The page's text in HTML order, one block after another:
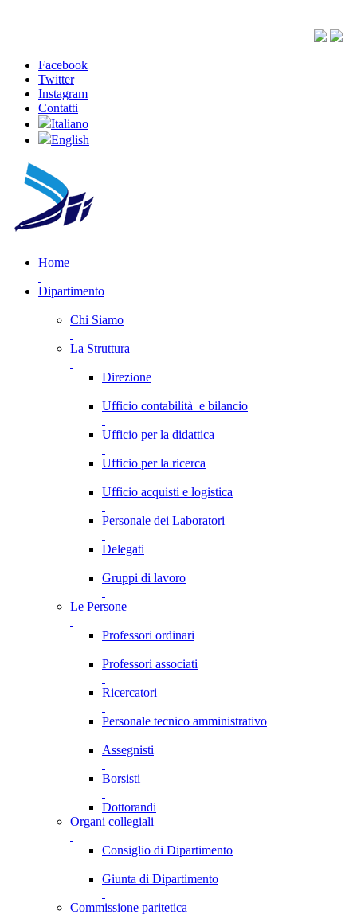
Facebook
Twitter
Instagram
Contatti
Italiano
English
Home
Dipartimento
Chi Siamo
La Struttura
Direzione
Ufficio contabilità e bilancio
Ufficio per la didattica
Ufficio per la ricerca
Ufficio acquisti e logistica
Personale dei Laboratori
Delegati
Gruppi di lavoro
Le Persone
Professori ordinari
Professori associati
Ricercatori
Personale tecnico amministrativo
Assegnisti
Borsisti
Dottorandi
Organi collegiali
Consiglio di Dipartimento
Giunta di Dipartimento
Commissione paritetica